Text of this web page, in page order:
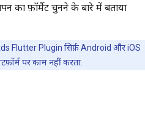
का फ़ॉर्मैट चुनने के बारे में बताया
Flutter Plugin सिर्फ़ Android और iOS
पर काम नहीं करता.